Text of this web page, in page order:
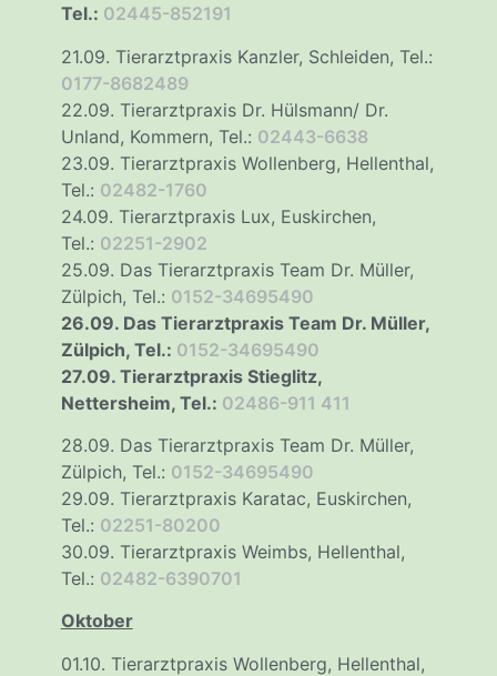
Tel.: 02445-852191
21.09. Tierarztpraxis Kanzler, Schleiden, Tel.:
0177-8682489
22.09. Tierarztpraxis Dr. Hülsmann/ Dr.
Unland, Kommern, Tel.: 02443-6638
23.09. Tierarztpraxis Wollenberg, Hellenthal,
Tel.: 02482-1760
24.09. Tierarztpraxis Lux, Euskirchen,
Tel.: 02251-2902
25.09. Das Tierarztpraxis Team Dr. Müller,
Zülpich, Tel.: 0152-34695490
26.09. Das Tierarztpraxis Team Dr. Müller,
Zülpich, Tel.: 0152-34695490
27.09. Tierarztpraxis Stieglitz,
Nettersheim, Tel.: 02486-911 411
28.09. Das Tierarztpraxis Team Dr. Müller,
Zülpich, Tel.: 0152-34695490
29.09. Tierarztpraxis Karatac, Euskirchen,
Tel.: 02251-80200
30.09. Tierarztpraxis Weimbs, Hellenthal,
Tel.: 02482-6390701
Oktober
01.10. Tierarztpraxis Wollenberg, Hellenthal,